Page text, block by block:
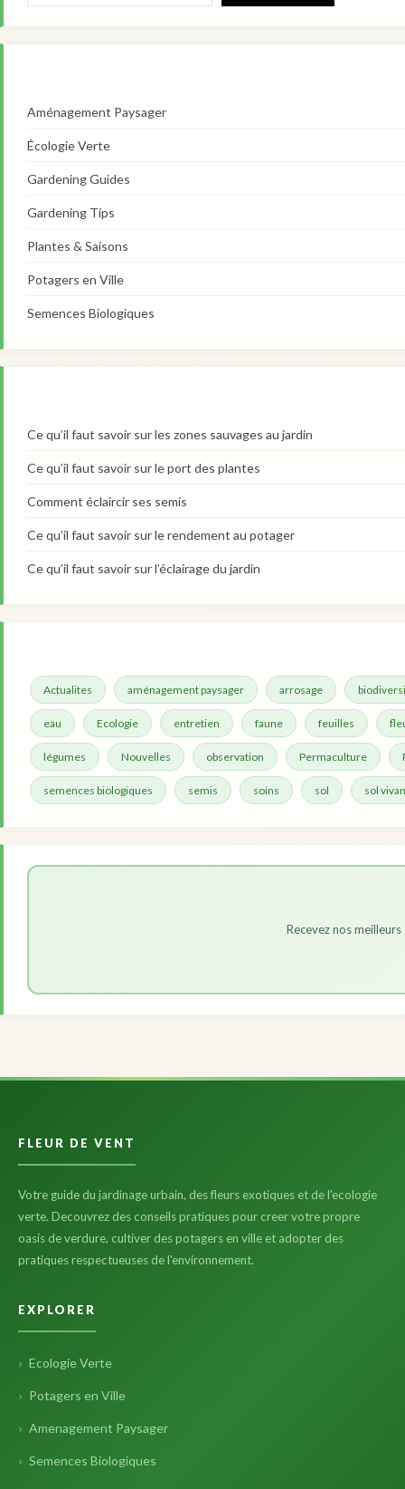
Aménagement Paysager
Écologie Verte
Gardening Guides
Gardening Tips
Plantes & Saisons
Potagers en Ville
Semences Biologiques
Ce qu’il faut savoir sur les zones sauvages au jardin
Ce qu’il faut savoir sur le port des plantes
Comment éclaircir ses semis
Ce qu’il faut savoir sur le rendement au potager
Ce qu’il faut savoir sur l’éclairage du jardin
Actualites aménagement paysager arrosage
eau Ecologie entretien faune feuilles
légumes Nouvelles observation Permaculture
semences biologiques semis soins sol sol
Recevez nos
FLEUR DE VENT
Votre guide du jardinage urbain, des fleurs exotiques et de l'ecologie
verte. Decouvrez des conseils pratiques pour creer votre propre
oasis de verdure, cultiver des potagers en ville et adopter des
pratiques respectueuses de l'environnement.
EXPLORER
Ecologie Verte
Potagers en Ville
Amenagement Paysager
Semences Biologiques